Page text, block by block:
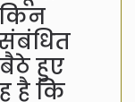
हुए
है कि